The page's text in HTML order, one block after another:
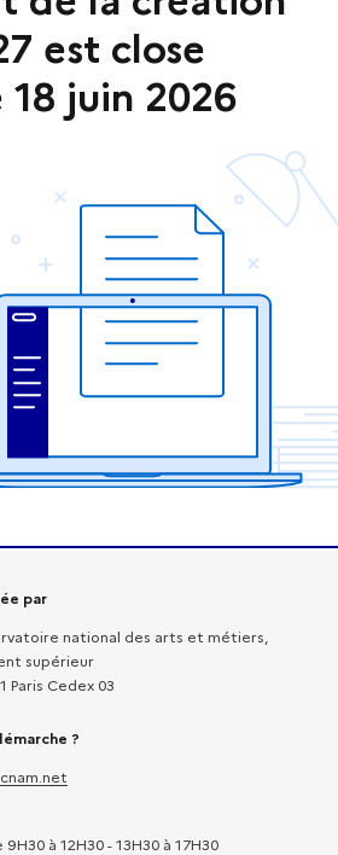
est close
18 juin 2026
sur la démarche
par
national des arts et métiers,
supérieur
Paris Cedex 03
?
à 12H30 - 13H30 à 17H30